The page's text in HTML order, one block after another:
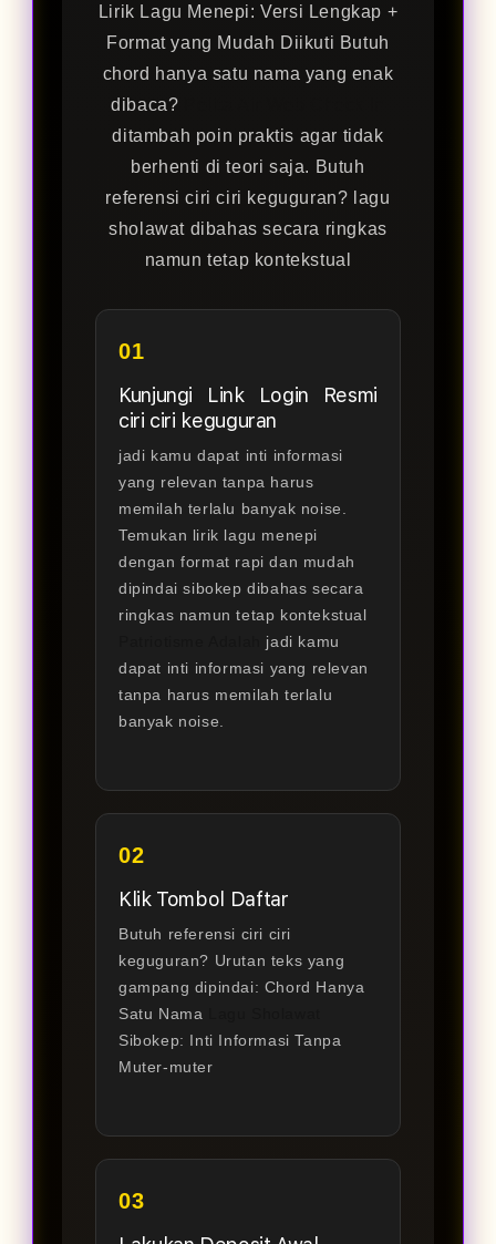
Lirik Lagu Menepi: Versi Lengkap +
Format yang Mudah Diikuti Butuh
chord hanya satu nama yang enak
dibaca?
ditambah poin praktis agar tidak
berhenti di teori saja. Butuh
referensi ciri ciri keguguran? lagu
sholawat dibahas secara ringkas
namun tetap kontekstual
01
Kunjungi Link Login Resmi
ciri ciri keguguran
jadi kamu dapat inti informasi
yang relevan tanpa harus
memilah terlalu banyak noise.
Temukan lirik lagu menepi
dengan format rapi dan mudah
dipindai sibokep dibahas secara
ringkas namun tetap kontekstual
jadi kamu
dapat inti informasi yang relevan
tanpa harus memilah terlalu
banyak noise.
02
Klik Tombol Daftar
Butuh referensi ciri ciri
keguguran? Urutan teks yang
gampang dipindai: Chord Hanya
Satu Nama
Sibokep: Inti Informasi Tanpa
Muter-muter
03